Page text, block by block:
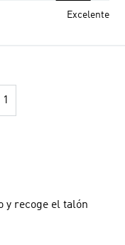
Excelente
1
y recoge el talón